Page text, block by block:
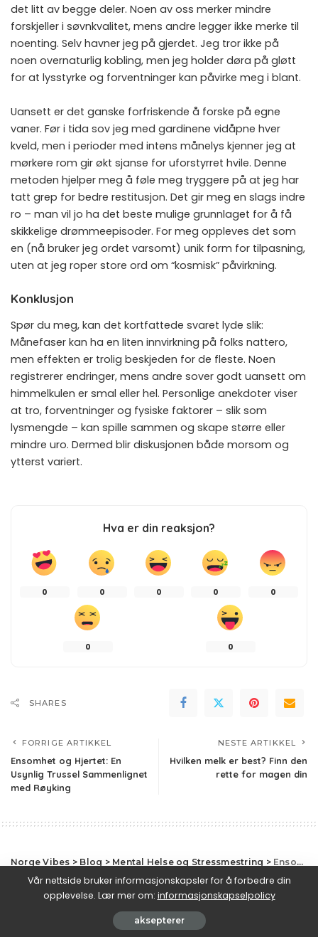
det litt av begge deler. Noen av oss merker mindre
forskjeller i søvnkvalitet, mens andre legger ikke merke til
noenting. Selv havner jeg på gjerdet. Jeg tror ikke på
noen overnaturlig kobling, men jeg holder døra på gløtt
for at lysstyrke og forventninger kan påvirke meg i blant.
Uansett er det ganske forfriskende å forske på egne
vaner. Før i tida sov jeg med gardinene vidåpne hver
kveld, men i perioder med intens månelys kjenner jeg at
mørkere rom gir økt sjanse for uforstyrret hvile. Denne
metoden hjelper meg å føle meg tryggere på at jeg har
tatt grep for bedre restitusjon. Det gir meg en slags indre
ro – man vil jo ha det beste mulige grunnlaget for å få
skikkelige drømmeepisoder. For meg oppleves det som
en (nå bruker jeg ordet varsomt) unik form for tilpasning,
uten at jeg roper store ord om “kosmisk” påvirkning.
Konklusjon
Spør du meg, kan det kortfattede svaret lyde slik:
Månefaser kan ha en liten innvirkning på folks nattero,
men effekten er trolig beskjeden for de fleste. Noen
registrerer endringer, mens andre sover godt uansett om
himmelkulen er smal eller hel. Personlige anekdoter viser
at tro, forventninger og fysiske faktorer – slik som
lysmengde – kan spille sammen og skape større eller
mindre uro. Dermed blir diskusjonen både morsom og
ytterst variert.
Hva er din reaksjon?
0 0 0 0 0
0 0
SHARES
FORRIGE ARTIKKEL
Ensomhet og Hjertet: En
Usynlig Trussel Sammenlignet
med Røyking
NESTE ARTIKKEL
Hvilken melk er best? Finn den
rette for magen din
Norge Vibes > Blog > Mental Helse og Stressmestring > Ensomhet og Hjertet: En Usynlig Trussel Sammenlignet med Røyking
Mental Helse og Stressmestring
Ensomhet og Hjertet: En Usynlig Trussel
Sammenlignet med Røyking
Vår nettside bruker informasjonskapsler for å forbedre din
opplevelse. Lær mer om: informasjonskapselpolicy
aksepterer